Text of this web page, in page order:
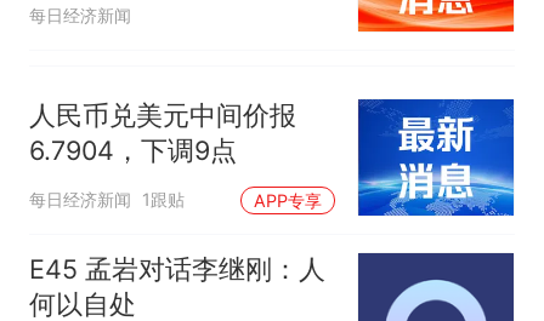
每日经济新闻
人民币兑美元中间价报
6.7904，下调9点
每日经济新闻 1跟贴 APP专享
E45 孟岩对话李继刚：人
何以自处